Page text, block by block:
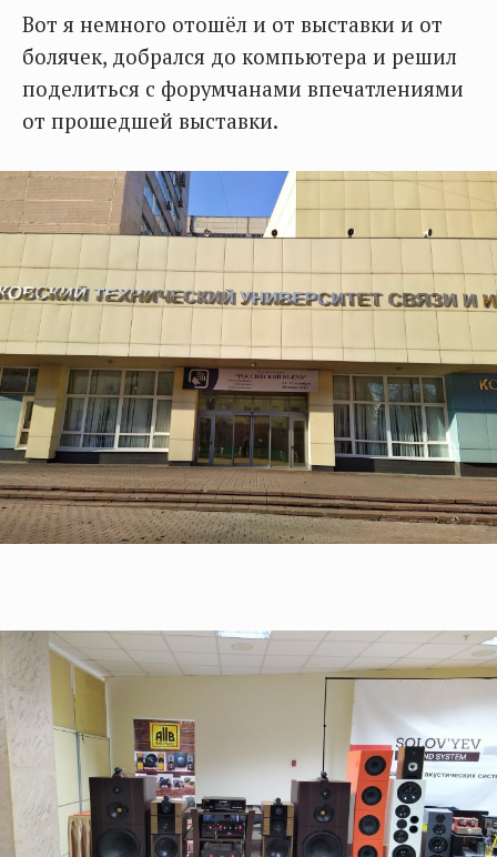
Вот я немного отошёл и от выставки и от
болячек, добрался до компьютера и решил
поделиться с форумчанами впечатлениями
от прошедшей выставки.